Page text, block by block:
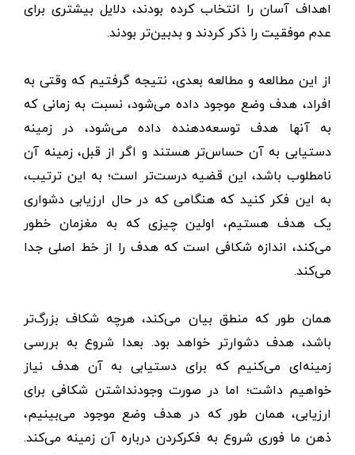
اهداف آسان را انتخاب کرده بودند، دلایل بیشتری برای
عدم موفقیت را ذکر کردند و بدبین‌تر بودند.
از این مطالعه و مطالعه بعدی، نتیجه گرفتیم که وقتی به
افراد، هدف وضع موجود داده می‌شود، نسبت به زمانی که
به آنها هدف توسعه‌دهنده داده می‌شود، در زمینه
دستیابی به آن حساس‌تر هستند و اگر از قبل، زمینه آن
نامطلوب باشد، این قضیه درست‌تر است؛ به این ترتیب،
به این فکر کنید که هنگامی که در حال ارزیابی دشواری
یک هدف هستیم، اولین چیزی که به مغزمان خطور
می‌کند، اندازه شکافی است که هدف را از خط اصلی جدا
می‌کند.
همان‌ طور که منطق بیان می‌کند، هرچه شکاف بزرگ‌تر
باشد، هدف دشوارتر خواهد بود. بعدا شروع به بررسی
زمینه‌ای می‌کنیم که برای دستیابی به آن هدف نیاز
خواهیم داشت؛ اما در صورت وجودنداشتن شکافی برای
ارزیابی، همان ‌طور که در هدف وضع موجود می‌بینیم،
ذهن ما فوری شروع به فکر‌کردن درباره آن زمینه می‌کند.